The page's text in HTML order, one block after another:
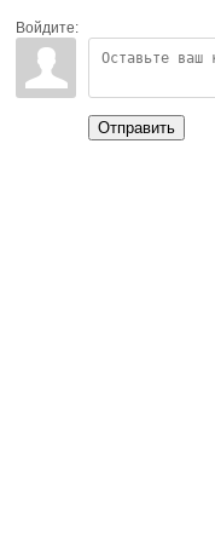
Войдите:
Отправить